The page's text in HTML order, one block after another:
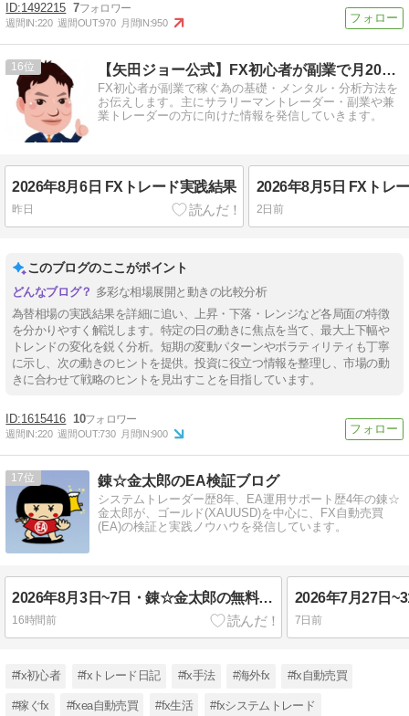
1492215 7
週間IN:220 週間OUT:970 月間IN:950
16 【矢田ジョー公式】FX初心者が副業で月20万円を稼ぐ方法
FX初心者が副業で稼ぐ為の基礎・メンタル・分析方法を
お伝えします。主にサラリーマントレーダー・副業や兼
業トレーダーの方に向けた情報を発信していきます。
2026年8月6日 FXトレード実践結果
昨日
2026年8月5日 FXトレ
2日前
このブログのここがポイント
多彩な相場展開と動きの比較分析
為替相場の実践結果を詳細に追い、上昇・下落・レンジなど各局面の特徴
を分かりやすく解説します。特定の日の動きに焦点を当て、最大上下幅や
トレンドの変化を鋭く分析。短期の変動パターンやボラティリティも丁寧
に示し、次の動きのヒントを提供。投資に役立つ情報を整理し、市場の動
きに合わせて戦略のヒントを見出すことを目指しています。
1615416 10
週間IN:220 週間OUT:730 月間IN:900
17 錬☆金太郎のEA検証ブログ
システムトレーダー歴8年、EA運用サポート歴4年の錬☆
金太郎が、ゴールド(XAUUSD)を中心に、FX自動売買
(EA)の検証と実践ノウハウを発信しています。
2026年8月3日~7日・錬☆金太郎の無料配布EA実績報告・FX自動売買
16時間前 7日前
#fx初心者 #fxトレード日記 #fx手法 #海外fx #fx自動売買
#稼ぐfx #fxea自動売買 #fx生活 #fxシステムトレード